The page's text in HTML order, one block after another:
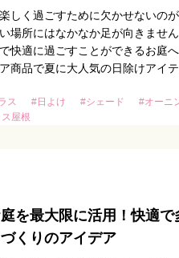
しく過ごすために欠かせないの
場所にはなかなか足が向きませ
快適に過ごすことができるお庭へ
商品で夏に大人気の日除けアイ
ス #日よけ #シェード #オーニ
屋根
を最大限に活用！快適で
くりのアイデア